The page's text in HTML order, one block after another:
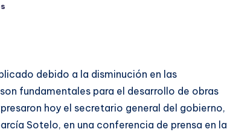
debido a la disminución en las
fundamentales para el desarrollo de obras
hoy el secretario general del gobierno,
Sotelo, en una conferencia de prensa en la